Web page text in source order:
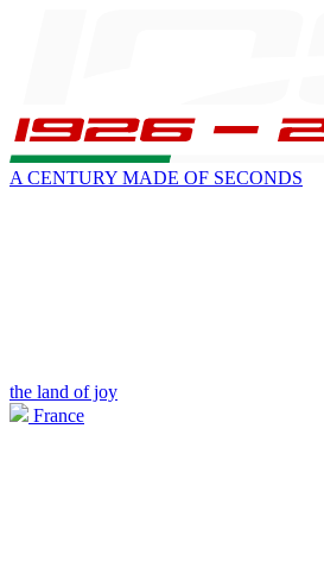
A CENTURY MADE OF SECONDS
the land of joy
France